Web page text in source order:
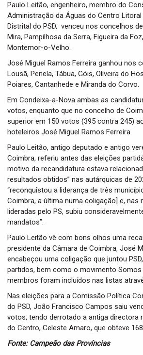
Paulo Leitão, engenheiro, membro do
Administração da Águas do Centro Litoral
Distrital do PSD, venceu nos concelhos
Mira, Pampilhosa da Serra, Figueira da
Montemor-o-Velho.
José Miguel Ramos Ferreira ganhou nos
Lousã, Penela, Tábua, Góis, Oliveira do
Poiares, Cantanhede e Miranda do Corvo.
Em Condeixa-a-Nova ambas as
votos, enquanto que no concelho de
superior em 150 votos (395 contra 245)
hoteleiros José Miguel Ramos Ferreira.
Paulo Leitão, antigo deputado e antigo
Coimbra, referiu antes das eleições
motivo da recandidatura estava
resultados obtidos” nas autárquicas de
“reconquistou a liderança de três
Coimbra, a última numa coligação] e, nas
lideradas pelo PS, subiu
mandatos”.
Paulo Leitão vê com bons olhos uma
presidente da Câmara de Coimbra, José
encabeçou uma coligação que juntou
partidos, bem como o movimento Somos
membros foram incluídos nas listas
Nas eleições para a Comissão Política
do PSD, João Francisco Campos saiu
votos, tendo derrotado a antiga directora
do Centro, Celeste Amaro, que obteve
Fonte: Campeão das Províncias